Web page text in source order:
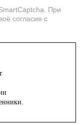
При
согласие с